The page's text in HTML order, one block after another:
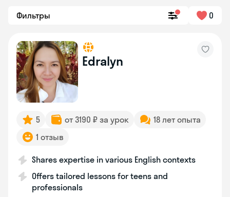
Фильтры 0
Edralyn
5 от 3190 ₽ за урок
18 лет опыта
1 отзыв
Shares expertise in various English contexts
Offers tailored lessons for teens and
professionals